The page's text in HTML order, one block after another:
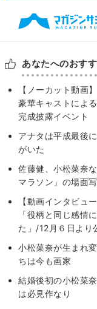
あなたへのおす
【ノーカット動画
豪華キャストによ
完成披露イベント
アナタは平成最後
がいた
佐藤健、小松菜奈
マラソン」の場面
【動画インタビュ
「役柄と同じ感情
た」/12月６日より
⼩松菜奈が生まれ
ちは今も画家
結婚後初の小松菜
は必見作なり